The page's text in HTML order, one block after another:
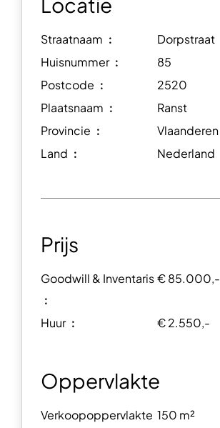
Straatnaam ︰
Dorpstraat
Huisnummer ︰
85
Postcode ︰
2520
Plaatsnaam ︰
Ranst
Provincie ︰
Vlaanderen
Land ︰
Nederland
Prijs
Goodwill & Inventaris
︰
€ 85.000,-
Huur ︰ € 2.550,-
Oppervlakte
Verkoopoppervlakte 150 m²